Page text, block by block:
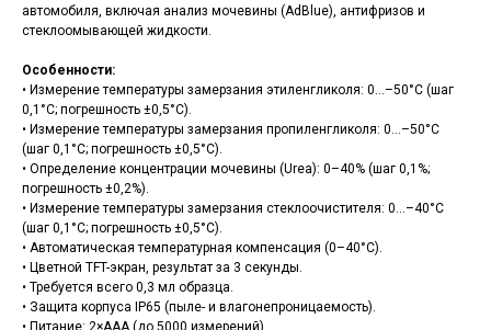
автомобиля, включая анализ мочевины (AdBlue), антифризов и
стеклоомывающей жидкости.
Особенности:
• Измерение температуры замерзания этиленгликоля: 0…–50°С (шаг
0,1°С; погрешность ±0,5°С).
• Измерение температуры замерзания пропиленгликоля: 0…–50°С
(шаг 0,1°С; погрешность ±0,5°С).
• Определение концентрации мочевины (Urea): 0–40% (шаг 0,1%;
погрешность ±0,2%).
• Измерение температуры замерзания стеклоочистителя: 0…–40°С
(шаг 0,1°С; погрешность ±0,5°С).
• Автоматическая температурная компенсация (0–40°С).
• Цветной TFT-экран, результат за 3 секунды.
• Требуется всего 0,3 мл образца.
• Защита корпуса IP65 (пыле- и влагонепроницаемость).
• Питание: 2×AAA (до 5000 измерений).